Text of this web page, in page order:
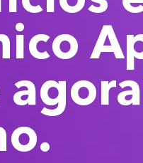
agora